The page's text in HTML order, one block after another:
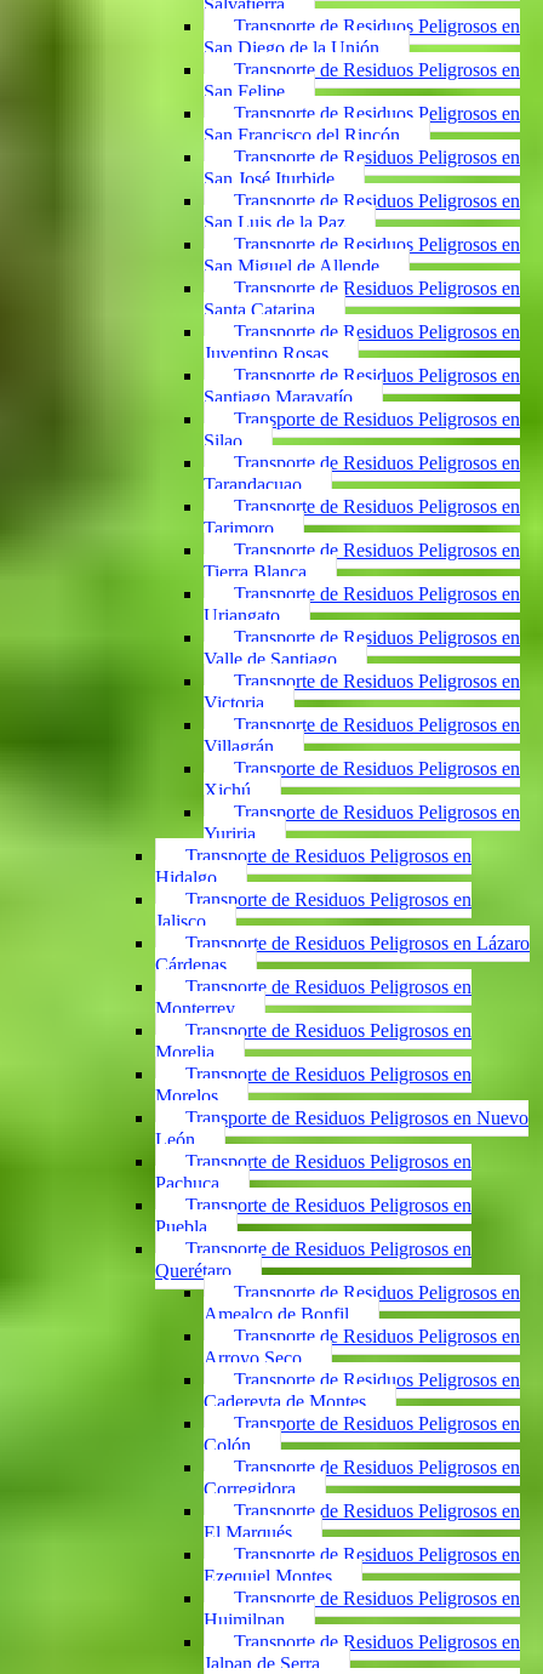
Salvatierra
Transporte de Residuos Peligrosos en
San Diego de la Unión
Transporte de Residuos Peligrosos en
San Felipe
Transporte de Residuos Peligrosos en
San Francisco del Rincón
Transporte de Residuos Peligrosos en
San José Iturbide
Transporte de Residuos Peligrosos en
San Luis de la Paz
Transporte de Residuos Peligrosos en
San Miguel de Allende
Transporte de Residuos Peligrosos en
Santa Catarina
Transporte de Residuos Peligrosos en
Juventino Rosas
Transporte de Residuos Peligrosos en
Santiago Maravatío
Transporte de Residuos Peligrosos en
Silao
Transporte de Residuos Peligrosos en
Tarandacuao
Transporte de Residuos Peligrosos en
Tarimoro
Transporte de Residuos Peligrosos en
Tierra Blanca
Transporte de Residuos Peligrosos en
Uriangato
Transporte de Residuos Peligrosos en
Valle de Santiago
Transporte de Residuos Peligrosos en
Victoria
Transporte de Residuos Peligrosos en
Villagrán
Transporte de Residuos Peligrosos en
Xichú
Transporte de Residuos Peligrosos en
Yuriria
Transporte de Residuos Peligrosos en
Hidalgo
Transporte de Residuos Peligrosos en
Jalisco
Transporte de Residuos Peligrosos en Lázaro
Cárdenas
Transporte de Residuos Peligrosos en
Monterrey
Transporte de Residuos Peligrosos en
Morelia
Transporte de Residuos Peligrosos en
Morelos
Transporte de Residuos Peligrosos en Nuevo
León
Transporte de Residuos Peligrosos en
Pachuca
Transporte de Residuos Peligrosos en
Puebla
Transporte de Residuos Peligrosos en
Querétaro
Transporte de Residuos Peligrosos en
Amealco de Bonfil
Transporte de Residuos Peligrosos en
Arroyo Seco
Transporte de Residuos Peligrosos en
Cadereyta de Montes
Transporte de Residuos Peligrosos en
Colón
Transporte de Residuos Peligrosos en
Corregidora
Transporte de Residuos Peligrosos en
El Marqués
Transporte de Residuos Peligrosos en
Ezequiel Montes
Transporte de Residuos Peligrosos en
Huimilpan
Transporte de Residuos Peligrosos en
Jalpan de Serra